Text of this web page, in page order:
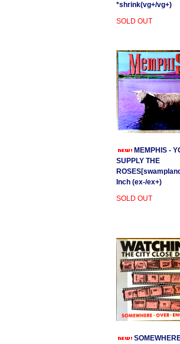
*shrink(vg+/vg+)
SOLD OUT
MEMPHIS -
SUPPLY THE
Inch (ex-/ex+)
SOLD OUT